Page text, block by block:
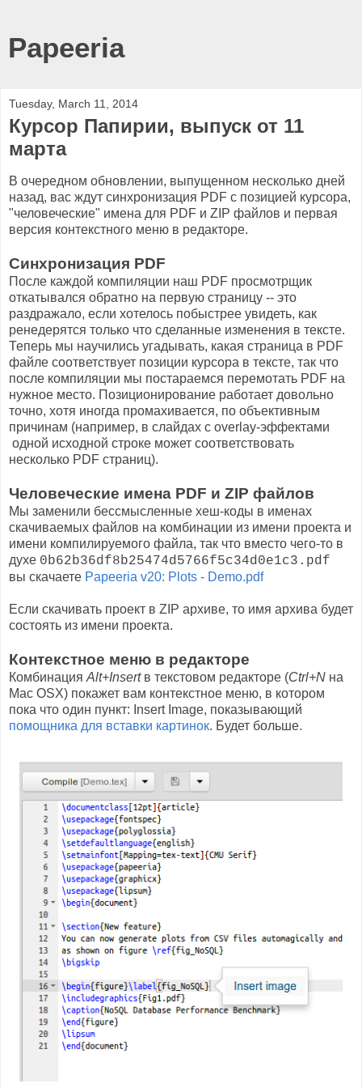
Papeeria
Tuesday, March 11, 2014
Курсор Папирии, выпуск от 11
марта
В очередном обновлении, выпущенном несколько дней
назад, вас ждут синхронизация PDF с позицией курсора,
"человеческие" имена для PDF и ZIP файлов и первая
версия контекстного меню в редакторе.
Синхронизация PDF
После каждой компиляции наш PDF просмотрщик
откатывался обратно на первую страницу -- это
раздражало, если хотелось побыстрее увидеть, как
ренедерятся только что сделанные изменения в тексте.
Теперь мы научились угадывать, какая страница в PDF
файле соответствует позиции курсора в тексте, так что
после компиляции мы постараемся перемотать PDF на
нужное место. Позиционирование работает довольно
точно, хотя иногда промахивается, по объективным
причинам (например, в слайдах с overlay-эффектами
одной исходной строке может соответствовать
несколько PDF страниц).
Человеческие имена PDF и ZIP файлов
Мы заменили бессмысленные хеш-коды в именах
скачиваемых файлов на комбинации из имени проекта и
имени компилируемого файла, так что вместо чего-то в
духе 0b62b36df8b25474d5766f5c34d0e1c3.pdf
вы скачаете Papeeria v20: Plots - Demo.pdf
Если скачивать проект в ZIP архиве, то имя архива будет
состоять из имени проекта.
Контекстное меню в редакторе
Комбинация Alt+Insertв текстовом редакторе (Ctrl+N на
Mac OSX) покажет вам контекстное меню, в котором
пока что один пункт: Insert Image, показывающий
помощника для вставки картинок. Будет больше.